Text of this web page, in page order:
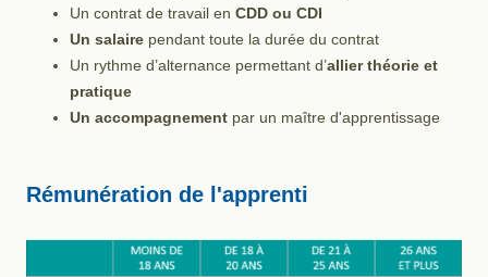
Un contrat de travail en CDD ou CDI
Un salaire pendant toute la durée du contrat
Un rythme d’alternance permettant d’allier théorie et
pratique
Un accompagnement par un maître d'apprentissage
Rémunération de l'apprenti